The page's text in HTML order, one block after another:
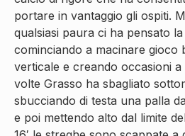
portare in vantaggio gli ospiti.
qualsiasi paura ci ha pensato
cominciando a macinare gioco
verticale e creando occasioni
volte Grasso ha sbagliato
sbucciando di testa una palla
e poi mettendo alto dal limite